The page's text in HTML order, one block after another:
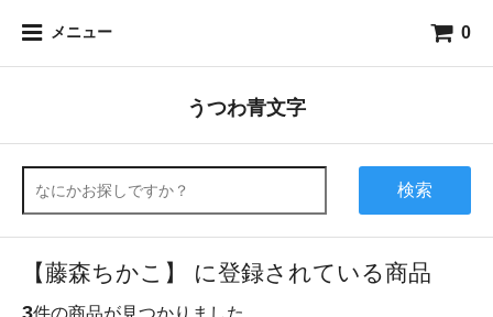
メニュー 0
うつわ青文字
検索
【藤森ちかこ】 に登録されている商品
3件の商品が見つかりました